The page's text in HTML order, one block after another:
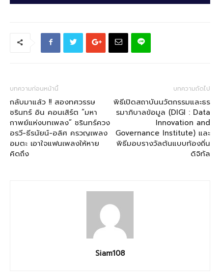
บทความก่อนหน้านี้
กลับมาแล้ว !! สองทศวรรษ
ชรินทร์ อิน คอนเสิร์ต “มหา
กาพย์แห่งบทเพลง” ชรินทร์ควง
อรวี-ธีรนัยน์-อลิศ ครวญเพลง
อมตะ เอาใจแฟนเพลงให้หาย
คิดถึง
บทความถัดไป
พิธีเปิดสถาบันนวัตกรรมและธร
รมาภิบาลข้อมูล (DIGI : Data
Innovation and
Governance Institute) และ
พิธีมอบรางวัลต้นแบบท้องถิ่น
ดิจิทัล
Siam108